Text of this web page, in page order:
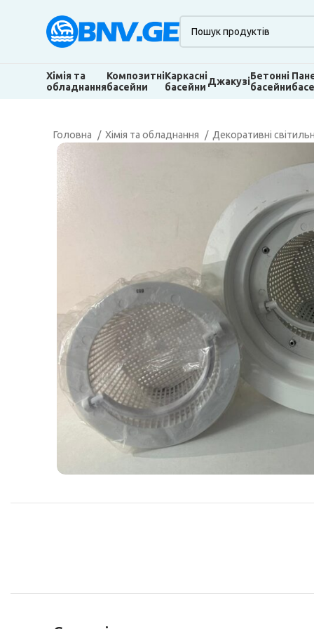
Хімія та
обладнання
Композитні
басейни
Каркасні
басейни ДжакузіБетонні
басейни
Головна Хімія та обладнання Декоративні